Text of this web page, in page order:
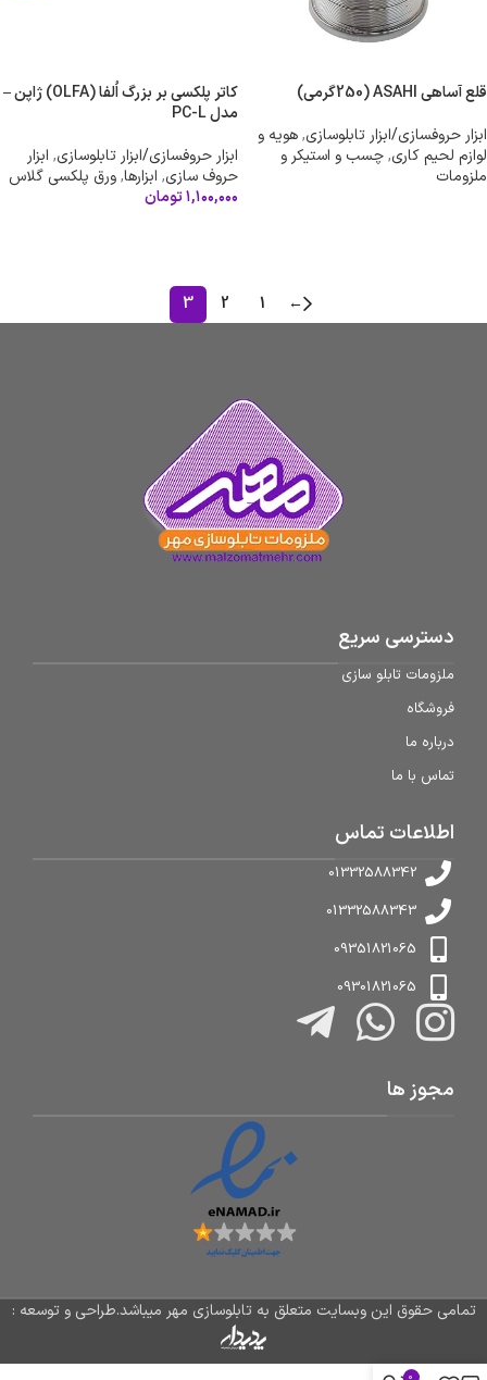
قلع آساهی ASAHI (250گرمی)
ابزار حروفسازی/ابزار تابلوسازی,هویه و
لوازم لحیم کاری,چسب و استیکر و
ملزومات
کاتر پلکسی بر بزرگ اُلفا (OLFA) ژاپن –
مدل PC-L
ابزار حروفسازی/ابزار تابلوسازی, ابزار
حروف سازی, ابزارها,ورق پلکسی گلاس
۱,۱۰۰,۰۰۰تومان
←
1
2
3
دسترسی سریع
ملزومات تابلو سازی
فروشگاه
درباره ما
تماس با ما
اطلاعات تماس
01332588342
01332588343
09351821065
09301821065
مجوز ها
تمامی حقوق این وبسایت متعلق به تابلوسازی مهر میباشد.طراحی و توسعه :
0